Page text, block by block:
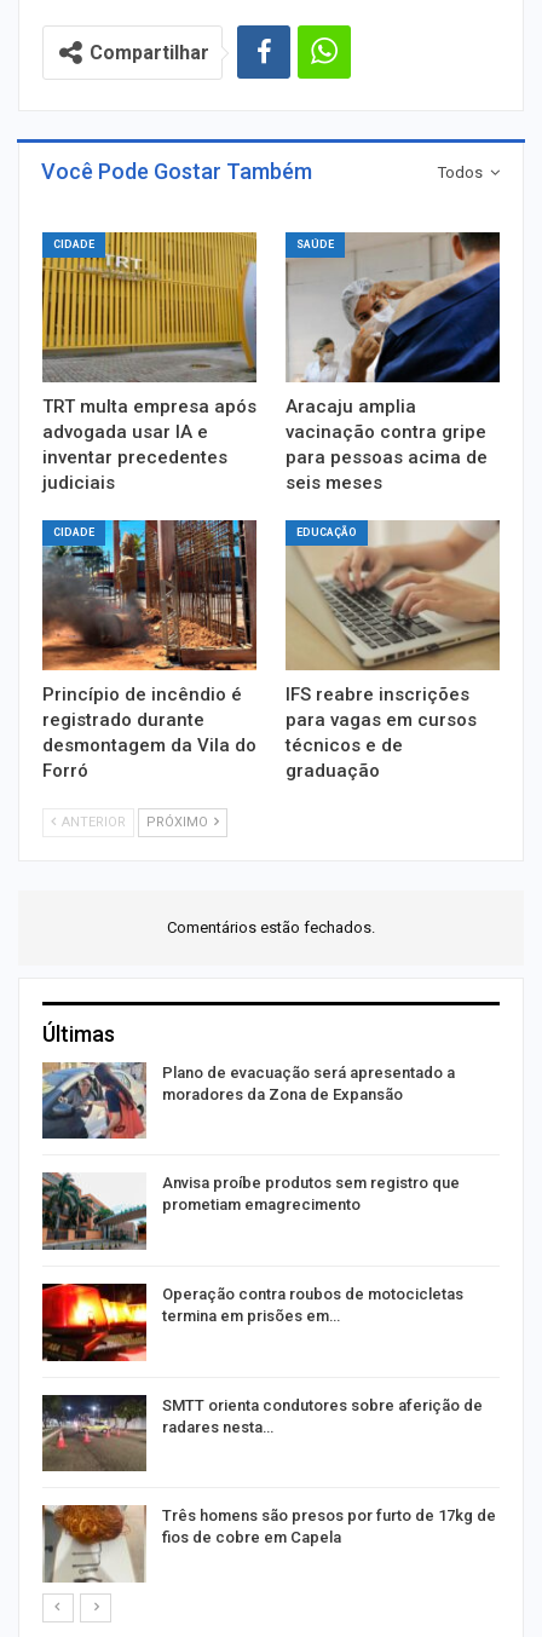
Compartilhar
Todos
Você Pode Gostar Também
CIDADE
TRT multa empresa após
advogada usar IA e
inventar precedentes
judiciais
SAÚDE
Aracaju amplia
vacinação contra gripe
para pessoas acima de
seis meses
CIDADE
Princípio de incêndio é
registrado durante
desmontagem da Vila do
Forró
EDUCAÇÃO
IFS reabre inscrições
para vagas em cursos
técnicos e de
graduação
ANTERIOR PRÓXIMO
Comentários estão fechados.
Últimas
Plano de evacuação será apresentado a
moradores da Zona de Expansão
Anvisa proíbe produtos sem registro que
prometiam emagrecimento
Operação contra roubos de motocicletas
termina em prisões em…
SMTT orienta condutores sobre aferição de
radares nesta…
Três homens são presos por furto de 17kg de
fios de cobre em Capela